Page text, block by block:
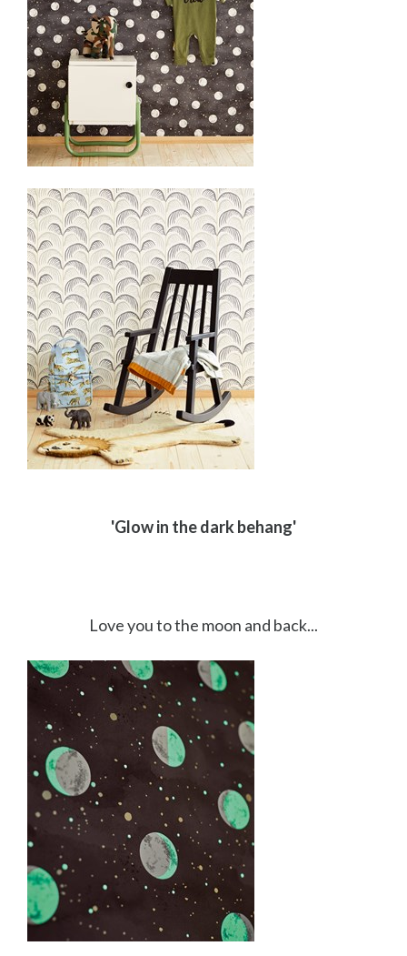
'Glow in the dark behang'
Love you to the moon and back...